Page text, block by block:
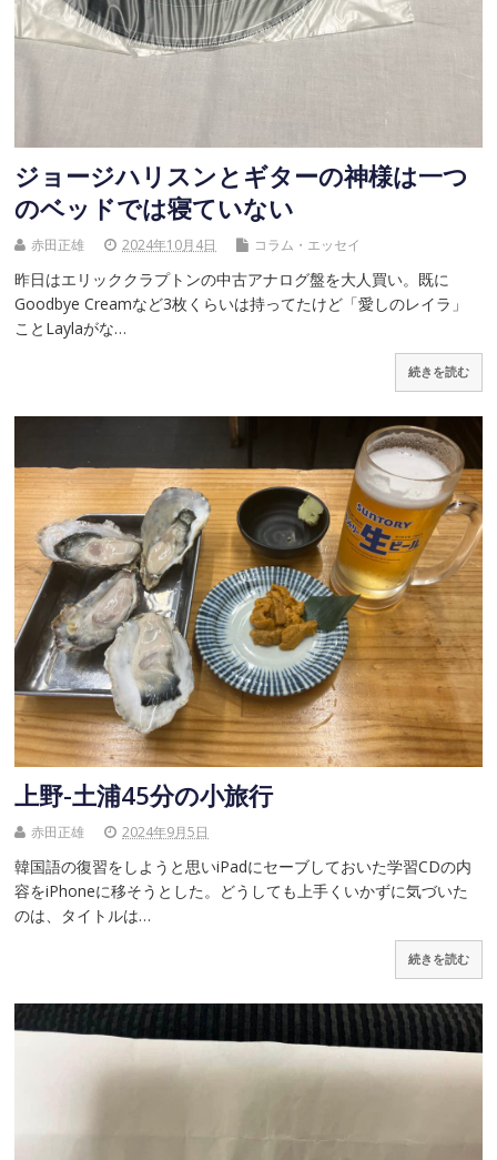
ジョージハリスンとギターの神様は一つ
のベッドでは寝ていない
赤田正雄 2024年10月4日 コラム・エッセイ
昨日はエリッククラプトンの中古アナログ盤を大人買い。既に
Goodbye Creamなど3枚くらいは持ってたけど「愛しのレイラ」
ことLaylaがな…
続きを読む
上野-土浦45分の小旅行
赤田正雄 2024年9月5日
韓国語の復習をしようと思いiPadにセーブしておいた学習CDの内
容をiPhoneに移そうとした。どうしても上手くいかずに気づいた
のは、タイトルは…
続きを読む